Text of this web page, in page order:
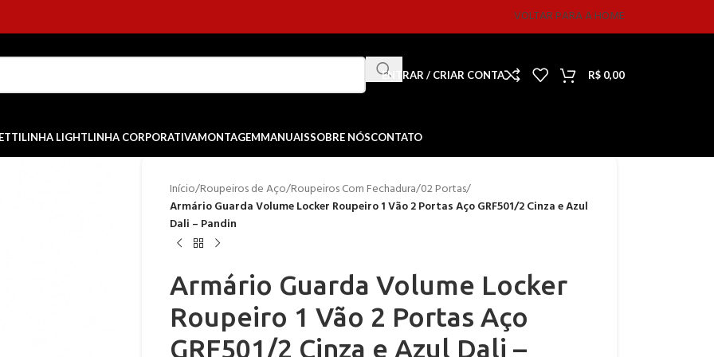
VOLTAR PARA A HOME
ENTRAR / CRIAR CONTA R$ 0,00
LINHA LIGHTLINHA CORPORATIVAMONTAGEMMANUAISSOBRE NÓSCONTATO
Início/Roupeiros de Aço/Roupeiros Com Fechadura/02 Portas/
Armário Guarda Volume Locker Roupeiro 1 Vão 2 Portas Aço GRF501/2 Cinza e Azul
Dali – Pandin
Armário Guarda Volume Locker
Roupeiro 1 Vão 2 Portas Aço
GRF501/2 Cinza e Azul Dali –